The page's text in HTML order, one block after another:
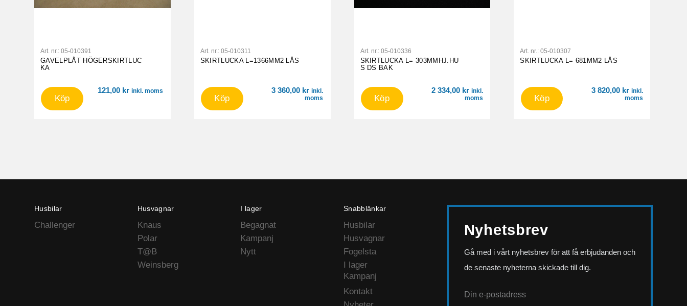
Art. nr.: 05-010391
GAVELPLÅT HÖGERSKIRTLUC
KA
121,00 kr inkl. moms
Köp
Art. nr.: 05-010311
SKIRTLUCKA L=1366MM2 LÅS
3 360,00 kr inkl.
moms
Köp
Art. nr.: 05-010336
SKIRTLUCKA L= 303MMHJ.HU
S DS BAK
2 334,00 kr inkl.
moms
Köp
Art. nr.:05-010307
SKIRTLUCKA L= 681MM2 LÅS
3 820,00 kr inkl.
moms
Köp
Husbilar
Challenger
Husvagnar
Knaus
Polar
T@B
Weinsberg
I lager
Begagnat
Kampanj
Nytt
Snabblänkar
Husbilar
Husvagnar
Fogelsta
I lager
Kampanj
Kontakt
Nyhetsbrev
Gå med i vårt nyhetsbrev för att få erbjudanden och
de senaste nyheterna skickade till dig.